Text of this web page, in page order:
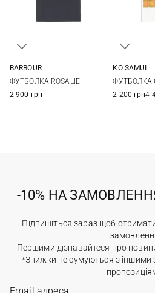
BARBOUR
ФУТБОЛКА ROSALIE
2 900 грн
KO SAMUI
ФУТБОЛКА
2 200 грн4
-10% НА
Підпишіться зараз щоб
Першими дізнавайтеся про
*Знижки не сумуються з іншими